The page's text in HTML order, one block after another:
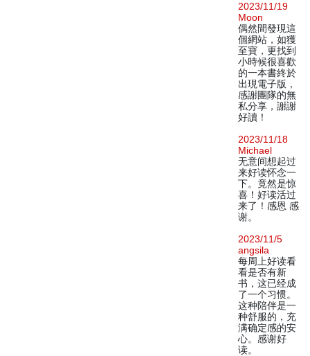
2023/11/19
Moon
偶然間發現這
個網站，如獲
至寶，更找到
小時候很喜歡
的一本書終於
出現電子版，
感謝團隊的無
私分享，謝謝
好讀！
2023/11/18
Michael
无意间想起过
来好读怀念一
下。竟然是惊
喜！好读活过
来了！感恩 感
谢。
2023/11/5
angsila
每周上好读看
看是否有新
书，这已经成
了一个习惯。
这种陪伴是一
种舒服的，充
满确定感的安
心。感谢好
读。